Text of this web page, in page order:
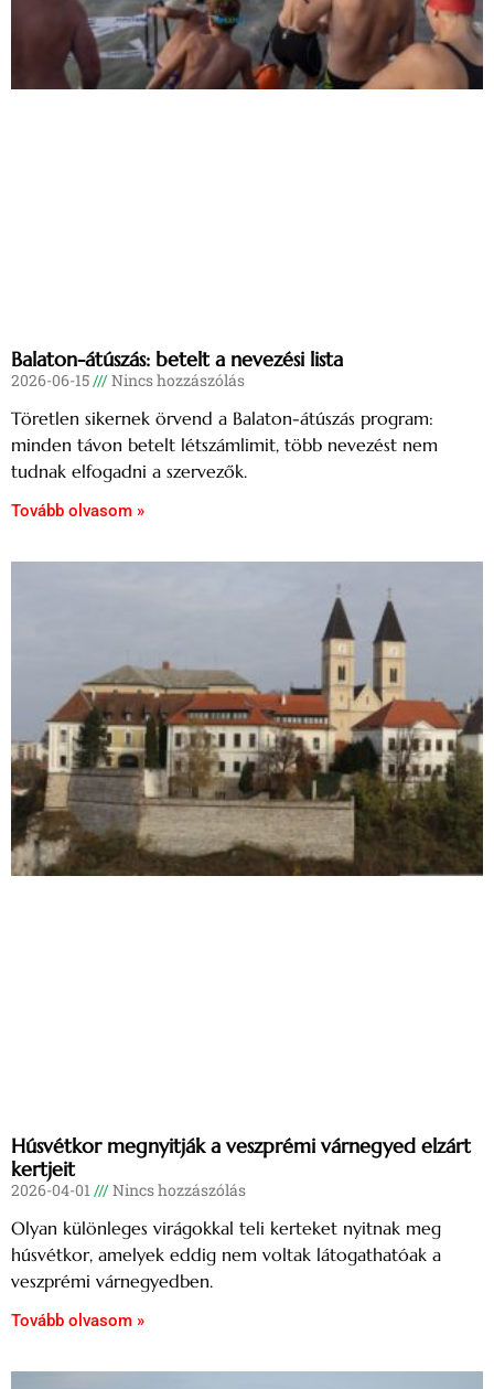
Balaton-átúszás: betelt a nevezési lista
2026-06-15 Nincs hozzászólás
Töretlen sikernek örvend a Balaton-átúszás program:
minden távon betelt létszámlimit, több nevezést nem
tudnak elfogadni a szervezők.
Tovább olvasom »
Húsvétkor megnyitják a veszprémi várnegyed elzárt
kertjeit
2026-04-01 Nincs hozzászólás
Olyan különleges virágokkal teli kerteket nyitnak meg
húsvétkor, amelyek eddig nem voltak látogathatóak a
veszprémi várnegyedben.
Tovább olvasom »